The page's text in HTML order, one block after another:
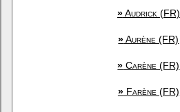
»Audrick (FR)
»Aurène (FR)
» Carène (FR)
»Farène (FR)